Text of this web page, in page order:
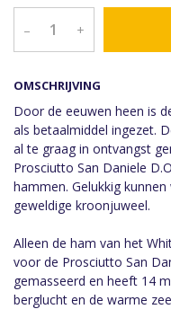
OMSCHRIJVING
Door de eeuwen heen is
als betaalmiddel ingezet.
al te graag in ontvangst
Prosciutto San Daniele
hammen. Gelukkig
geweldige kroonjuweel.
Alleen de ham van het
voor de Prosciutto San
gemasseerd en heeft 14
berglucht en de warme
– +